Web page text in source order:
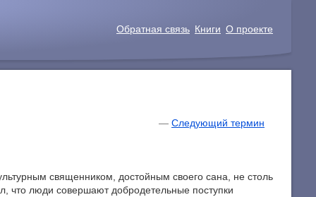
Обратная связь Книги О проекте
—Следующий термин
священником, достойным своего сана, не столь
что люди совершают добродетельные поступки